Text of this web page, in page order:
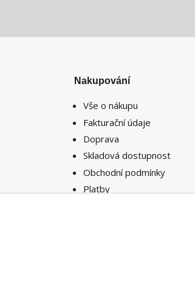
Nakupování
Vše o nákupu
Fakturační údaje
Doprava
Skladová dostupnost
Obchodní podmínky
Platby